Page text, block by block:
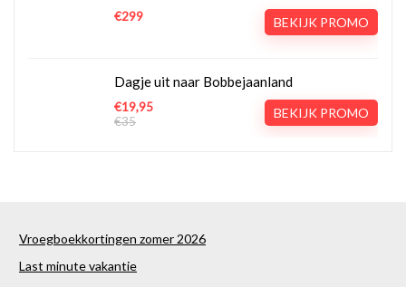
€299 BEKIJK PROMO
Dagje uit naar Bobbejaanland
€19,95
€35
BEKIJK PROMO
Vroegboekkortingen zomer 2026
Last minute vakantie